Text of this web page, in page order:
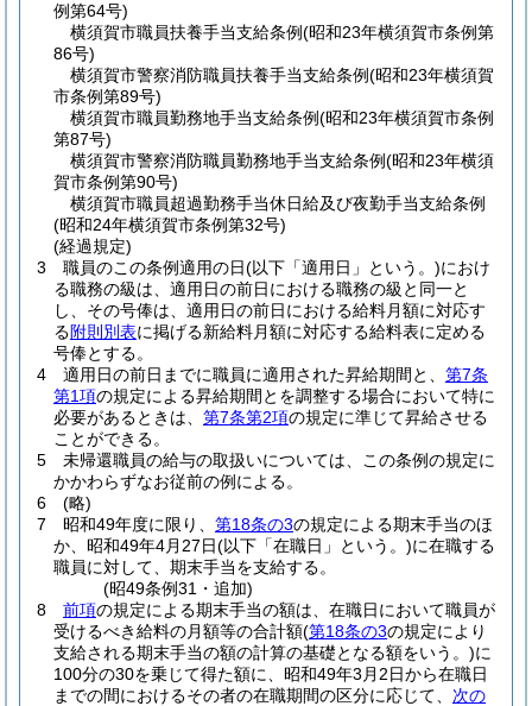
例第64号)
横須賀市職員扶養手当支給条例(昭和23年横須賀市条例第
86号)
横須賀市警察消防職員扶養手当支給条例(昭和23年横須賀
市条例第89号)
横須賀市職員勤務地手当支給条例(昭和23年横須賀市条例
第87号)
横須賀市警察消防職員勤務地手当支給条例(昭和23年横須
賀市条例第90号)
横須賀市職員超過勤務手当休日給及び夜勤手当支給条例
(昭和24年横須賀市条例第32号)
(経過規定)
3
職員のこの条例適用の日(以下「適用日」という。)におけ
る職務の級は、適用日の前日における職務の級と同一と
し、その号俸は、適用日の前日における給料月額に対応す
る附則別表に掲げる新給料月額に対応する給料表に定める
号俸とする。
4
適用日の前日までに職員に適用された昇給期間と、 第7条
第1項の規定による昇給期間とを調整する場合において特に
必要があるときは、 第7条第2項の規定に準じて昇給させる
ことができる。
5
未帰還職員の給与の取扱いについては、この条例の規定に
かかわらずなお従前の例による。
6
(略)
7
昭和49年度に限り、 第18条の3の規定による期末手当のほ
か、昭和49年4月27日(以下「在職日」という。)に在職する
職員に対して、期末手当を支給する。
(昭49条例31・追加)
8
前項の規定による期末手当の額は、在職日において職員が
受けるべき給料の月額等の合計額(第18条の3の規定により
支給される期末手当の額の計算の基礎となる額をいう。)に
100分の30を乗じて得た額に、昭和49年3月2日から在職日
までの間におけるその者の在職期間の区分に応じて、 次の